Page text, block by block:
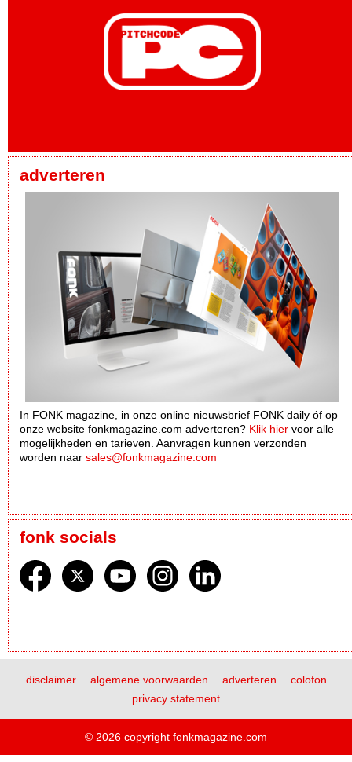
adverteren
In FONK magazine, in onze online nieuwsbrief FONK daily óf op
onze website fonkmagazine.com adverteren? Klik hier voor alle
mogelijkheden en tarieven. Aanvragen kunnen verzonden
worden naar sales@fonkmagazine.com
fonk socials
disclaimer algemene voorwaarden adverteren
colofon
privacy statement
© 2026 copyright fonkmagazine.com